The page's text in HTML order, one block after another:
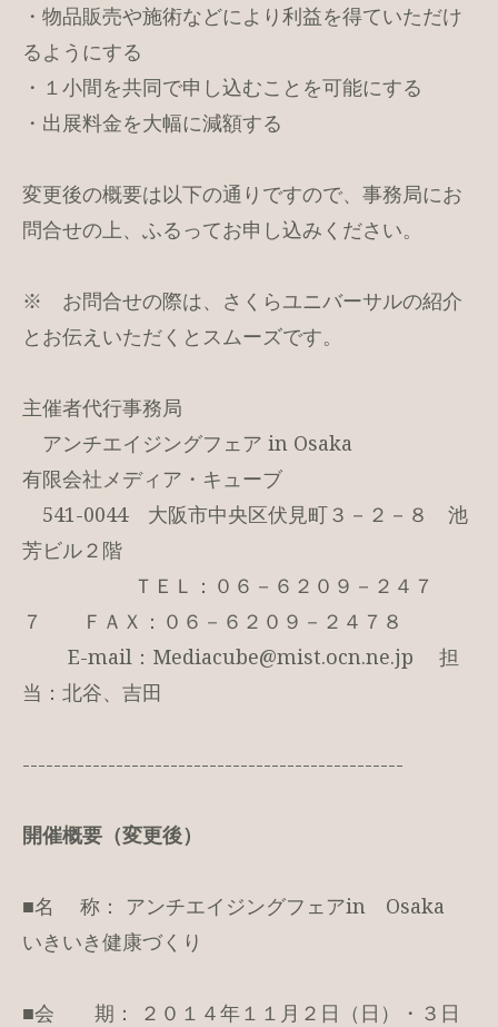
・物品販売や施術などにより利益を得ていただけ
るようにする
・１小間を共同で申し込むことを可能にする
・出展料金を大幅に減額する
変更後の概要は以下の通りですので、事務局にお
問合せの上、ふるってお申し込みください。
※ お問合せの際は、さくらユニバーサルの紹介
とお伝えいただくとスムーズです。
主催者代行事務局
アンチエイジングフェア in Osaka
有限会社メディア・キューブ
541-0044 大阪市中央区伏見町３－２－８ 池
芳ビル２階
ＴＥＬ：０６－６２０９－２４７
７ ＦＡＸ：０６－６２０９－２４７８
E-mail：Mediacube@mist.ocn.ne.jp 担
当：北谷、吉田
-------------------------------------------------
開催概要（変更後）
■名 称： アンチエイジングフェアin Osaka
いきいき健康づくり
■会 期： ２０１４年１１月２日（日）・３日